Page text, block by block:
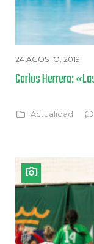
24 AGOSTO, 2019
Carlos Herrera:
Actualidad